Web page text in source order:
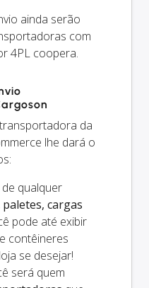
ainda serão
com
4PL coopera.
da
lhe dará o
qualquer
paletes, cargas
pode até exibir
contêineres
se desejar!
será quem